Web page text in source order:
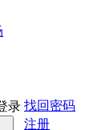
录 找回密码
注册